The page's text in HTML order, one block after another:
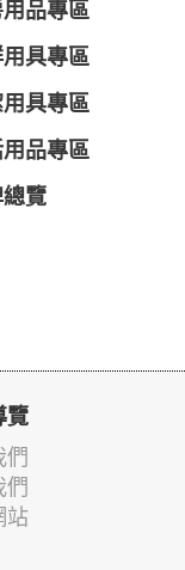
用品專區
具專區
具專區
用品專區
總覽
覽
們
們
站